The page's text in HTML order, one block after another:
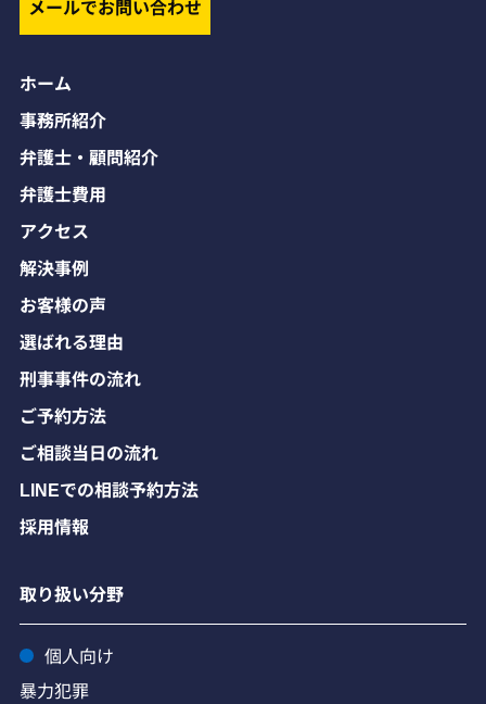
メールでお問い合わせ
ホーム
事務所紹介
弁護士・顧問紹介
弁護士費用
アクセス
解決事例
お客様の声
選ばれる理由
刑事事件の流れ
ご予約方法
ご相談当日の流れ
LINEでの相談予約方法
採用情報
取り扱い分野
個人向け
暴力犯罪